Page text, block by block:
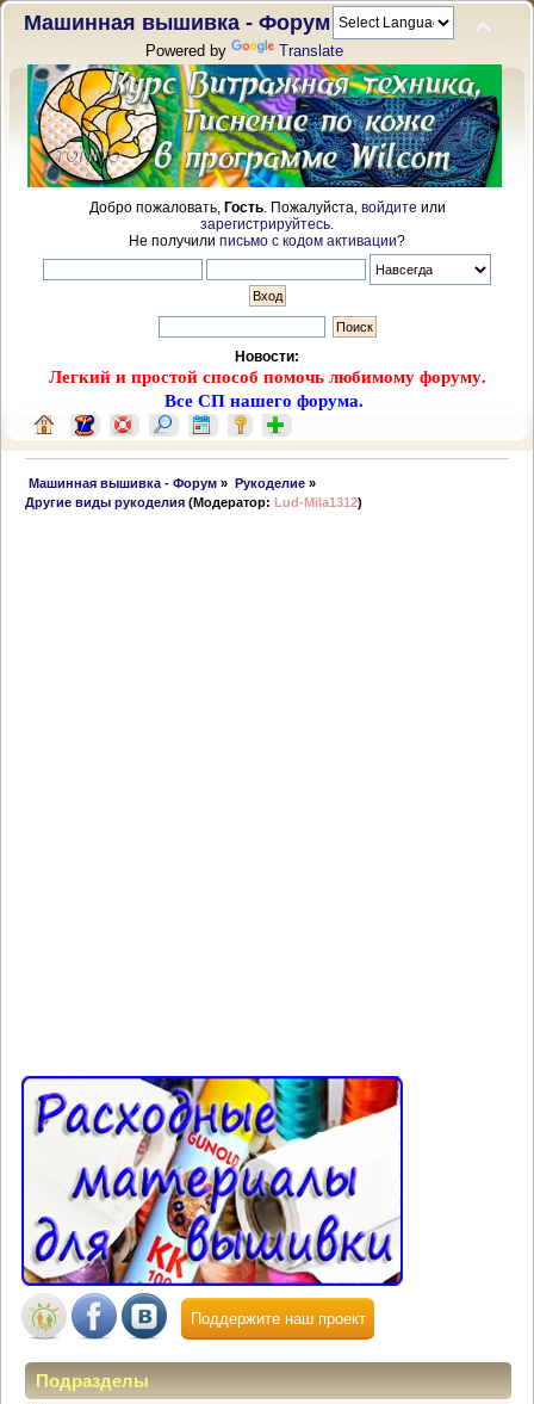
Машинная вышивка - Форум
Powered by Translate
Добро пожаловать, Гость. Пожалуйста, войдите или
зарегистрируйтесь
Не получили письмо с кодом активации?
Новости:
Легкий и простой способ помочь любимому форуму.
Все СП нашего форума.
Машинная вышивка - Форум » Рукоделие»
Другие виды рукоделия (Модератор:Lud-Mila1312)
Поддержите наш проект
Подразделы